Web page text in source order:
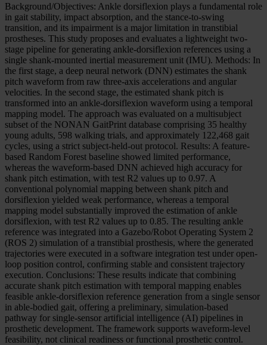
Background/Objectives: Ankle dorsiflexion plays a fundamental role
in gait stability, impact absorption, and the stance-to-swing
transition, and its impairment is a major limitation in transtibial
prostheses. This study proposes and evaluates a lightweight two-
stage pipeline for generating ankle-dorsiflexion references using a
single shank-mounted inertial measurement unit (IMU). Methods: In
the first stage, a deep neural network (DNN) estimates the shank
pitch waveform from raw three-axis accelerations and angular
velocities. In the second stage, the estimated shank pitch is
transformed into an ankle-dorsiflexion waveform using a temporal
mapping model. The approach was evaluated on a multisubject
subset of the NONAN GaitPrint database comprising 35 healthy
young adults, 598 walking trials, and approximately 122,468 gait
cycles, using a strict subject-held-out protocol. Results: A feature-
based Random Forest baseline showed limited performance,
whereas the waveform-based DNN achieved high accuracy for
shank pitch estimation, with test R2 values up to 0.97. A
conventional polynomial mapping between shank pitch and
dorsiflexion yielded weak performance, whereas a temporal
mapping model substantially improved the estimation of ankle
dorsiflexion, with test R2 values up to 0.85. The resulting ankle
reference was integrated into a Gazebo/Robot Operating System 2
(ROS 2) simulation of a transtibial prosthesis, where the generated
trajectories were executed in a software integration test under open-
loop position control, confirming stable and consistent trajectory
execution. Conclusions: These results indicate that combining
accurate shank pitch estimation with temporal mapping enables
feasible ankle-dorsiflexion reference generation from a single sensor
in able-bodied gait, offering a preliminary, simulation-based
pathway for single-sensor artificial intelligence (AI) pipelines in
prosthetic development. The framework supports waveform-level
feasibility, not clinical readiness or functional prosthetic control.